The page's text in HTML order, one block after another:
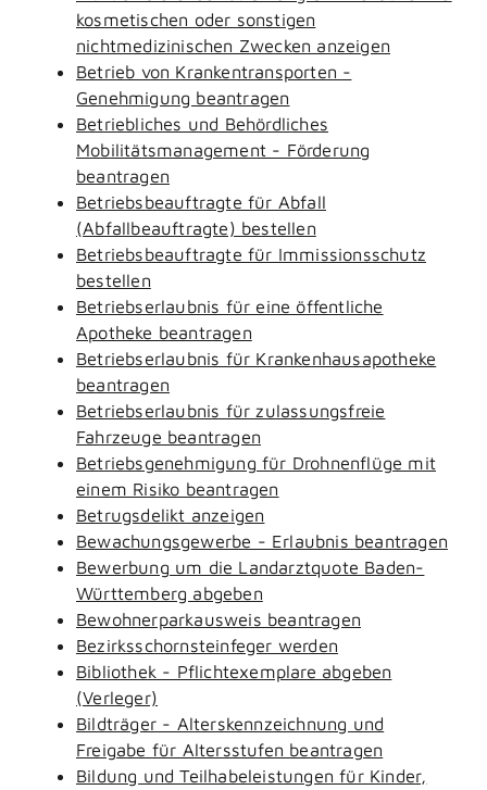
kosmetischen oder sonstigen
nichtmedizinischen Zwecken anzeigen
Betrieb von Krankentransporten -
Genehmigung beantragen
Betriebliches und Behördliches
Mobilitätsmanagement - Förderung
beantragen
Betriebsbeauftragte für Abfall
(Abfallbeauftragte) bestellen
Betriebsbeauftragte für Immissionsschutz
bestellen
Betriebserlaubnis für eine öffentliche
Apotheke beantragen
Betriebserlaubnis für Krankenhausapotheke
beantragen
Betriebserlaubnis für zulassungsfreie
Fahrzeuge beantragen
Betriebsgenehmigung für Drohnenflüge mit
einem Risiko beantragen
Betrugsdelikt anzeigen
Bewachungsgewerbe - Erlaubnis beantragen
Bewerbung um die Landarztquote Baden-
Württemberg abgeben
Bewohnerparkausweis beantragen
Bezirksschornsteinfeger werden
Bibliothek - Pflichtexemplare abgeben
(Verleger)
Bildträger - Alterskennzeichnung und
Freigabe für Altersstufen beantragen
Bildung und Teilhabeleistungen für Kinder,